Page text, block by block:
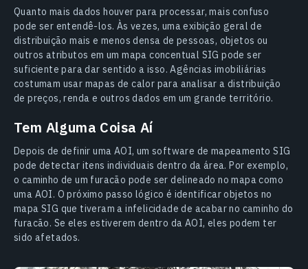
Quanto mais dados houver para processar, mais confuso
pode ser entendê-los. Às vezes, uma exibição geral de
distribuição mais e menos densa de pessoas, objetos ou
outros atributos em um mapa concentual SIG pode ser
suficiente para dar sentido a isso. Agências imobiliárias
costumam usar mapas de calor para analisar a distribuição
de preços, renda e outros dados em um grande território.
Tem Alguma Coisa Aí
Depois de definir uma AOI, um software de mapeamento SIG
pode detectar itens individuais dentro da área. Por exemplo,
o caminho de um furacão pode ser delineado no mapa como
uma AOI. O próximo passo lógico é identificar objetos no
mapa SIG que tiveram a infelicidade de acabar no caminho do
furacão. Se eles estiverem dentro da AOI, eles podem ter
sido afetados.